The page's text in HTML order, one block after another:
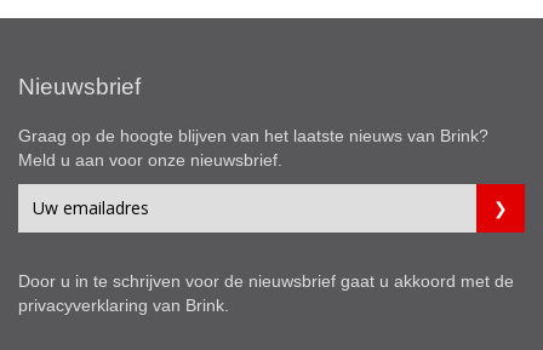
Nieuwsbrief
Graag op de hoogte blijven van het laatste nieuws van Brink?
Meld u aan voor onze nieuwsbrief.
Door u in te schrijven voor de nieuwsbrief gaat u akkoord met de
privacyverklaring van Brink.